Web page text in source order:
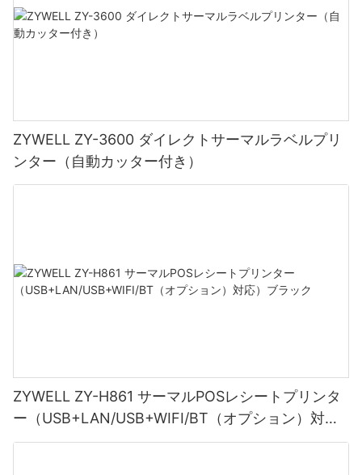
ZYWELL ZY-3600 ダイレクトサーマルラベルプリ
ンター（自動カッター付き）
ZYWELL ZY-H861 サーマルPOSレシートプリンタ
ー（USB+LAN/USB+WIFI/BT（オプション）対
応）ブラック